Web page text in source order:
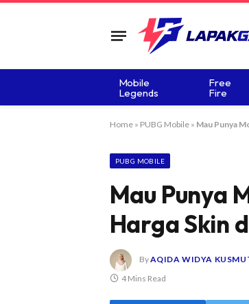
Mobile
Legends
Free
Fire
Home» PUBG Mobile» Mau Punya
PUBG MOBILE
Mau Punya
Harga Skin
ByAQIDA WIDYA
4 Mins Read